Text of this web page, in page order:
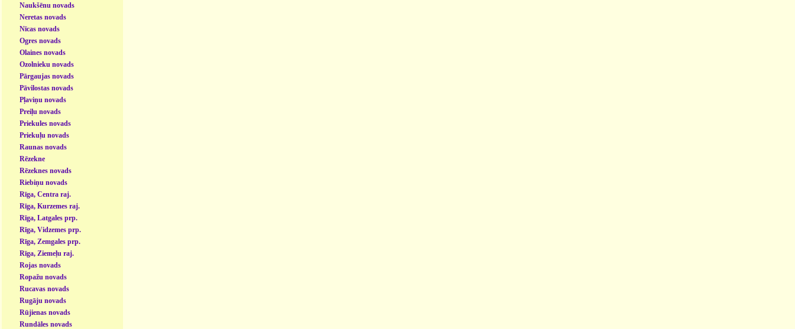
Naukšēnu novads
Neretas novads
Nīcas novads
Ogres novads
Olaines novads
Ozolnieku novads
Pārgaujas novads
Pāvilostas novads
Pļaviņu novads
Preiļu novads
Priekules novads
Priekuļu novads
Raunas novads
Rēzekne
Rēzeknes novads
Riebiņu novads
Rīga, Centra raj.
Rīga, Kurzemes raj.
Rīga, Latgales prp.
Rīga, Vidzemes prp.
Rīga, Zemgales prp.
Rīga, Ziemeļu raj.
Rojas novads
Ropažu novads
Rucavas novads
Rugāju novads
Rūjienas novads
Rundāles novads